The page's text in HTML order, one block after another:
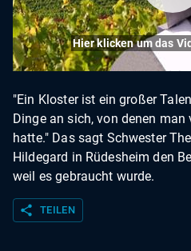
Hier klicken um das
"Ein Kloster ist ein großer
Dinge an sich, von denen man
hatte." Das sagt Schwester
Hildegard in Rüdesheim den
weil es gebraucht wurde.
share TEILEN